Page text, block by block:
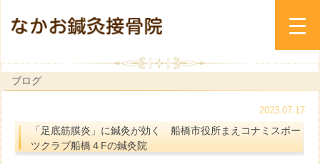
ブログ
2023.07.17
「足底筋膜炎」に鍼灸が効く 船橋市役所まえコナミスポー
ツクラブ船橋４Fの鍼灸院